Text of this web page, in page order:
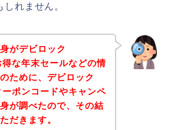
れません。
がデビロック
な年末セールなどの情
ために、デビロック
ポンコードやキャンペ
が調べたので、その結
だきます。